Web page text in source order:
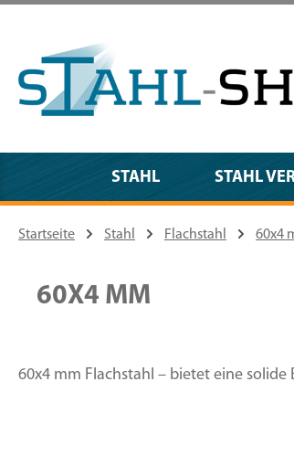
STAHL STAHL
Startseite Stahl Flachstahl 60x4
60X4 MM
60x4 mm Flachstahl – bietet eine